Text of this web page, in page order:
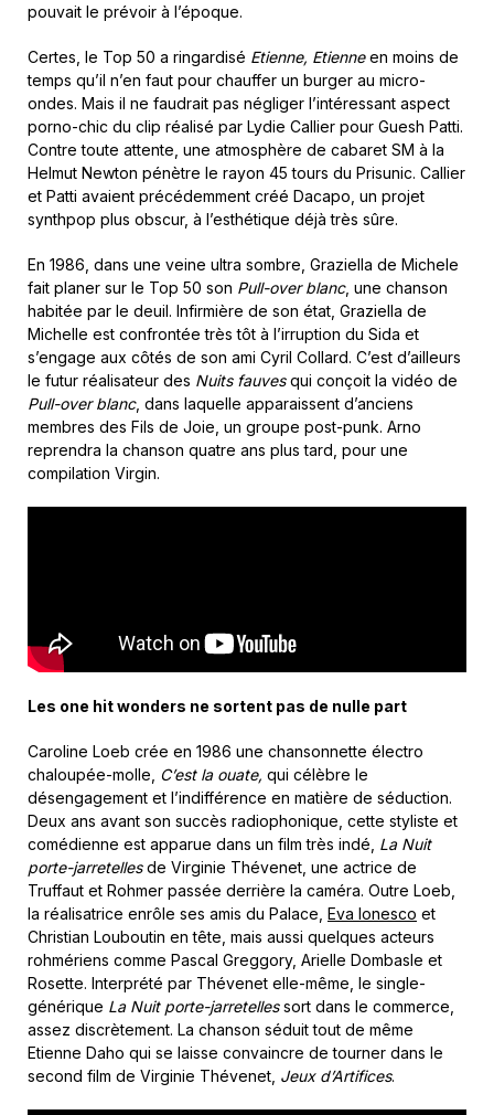
pouvait le prévoir à l’époque.
Certes, le Top 50 a ringardisé Etienne, Etienneen moins de
temps qu’il n’en faut pour chauffer un burger au micro-
ondes. Mais il ne faudrait pas négliger l’intéressant aspect
porno-chic du clip réalisé par Lydie Callier pour Guesh Patti.
Contre toute attente, une atmosphère de cabaret SM à la
Helmut Newton pénètre le rayon 45 tours du Prisunic. Callier
et Patti avaient précédemment créé Dacapo, un projet
synthpop plus obscur, à l’esthétique déjà très sûre.
En 1986, dans une veine ultra sombre, Graziella de Michele
fait planer sur le Top 50 son Pull-over blanc, une chanson
habitée par le deuil. Infirmière de son état, Graziella de
Michelle est confrontée très tôt à l’irruption du Sida et
s’engage aux côtés de son ami Cyril Collard. C’est d’ailleurs
le futur réalisateur des Nuits fauvesqui conçoit la vidéo de
Pull-over blanc, dans laquelle apparaissent d’anciens
membres des Fils de Joie, un groupe post-punk. Arno
reprendra la chanson quatre ans plus tard, pour une
compilation Virgin.
Les one hit wonders ne sortent pas de nulle part
Caroline Loeb crée en 1986 une chansonnette électro
chaloupée-molle, C’est la ouate, qui célèbre le
désengagement et l’indifférence en matière de séduction.
Deux ans avant son succès radiophonique, cette styliste et
comédienne est apparue dans un film très indé, La Nuit
porte-jarretellesde Virginie Thévenet, une actrice de
Truffaut et Rohmer passée derrière la caméra. Outre Loeb,
la réalisatrice enrôle ses amis du Palace, Eva Ionesco et
Christian Louboutin en tête, mais aussi quelques acteurs
rohmériens comme Pascal Greggory, Arielle Dombasle et
Rosette. Interprété par Thévenet elle-même, le single-
générique La Nuit porte-jarretellessort dans le commerce,
assez discrètement. La chanson séduit tout de même
Etienne Daho qui se laisse convaincre de tourner dans le
second film de Virginie Thévenet, Jeux d’Artifices.